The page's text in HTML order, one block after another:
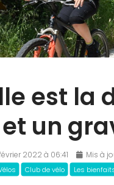
est la
et un
2022 à 06:41 Mis à
Club de vélo Les